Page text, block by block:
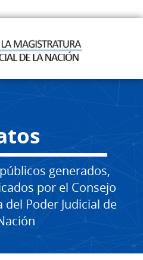
generados,
por el Consejo
Poder Judicial de